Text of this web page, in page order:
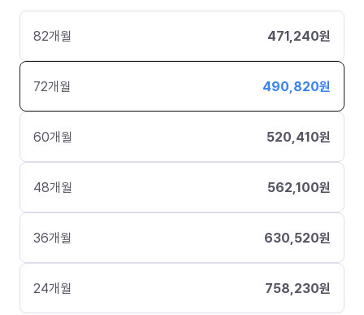
82개월 471,240원
72개월 490,820원
60개월 520,410원
48개월 562,100원
36개월 630,520원
24개월 758,230원